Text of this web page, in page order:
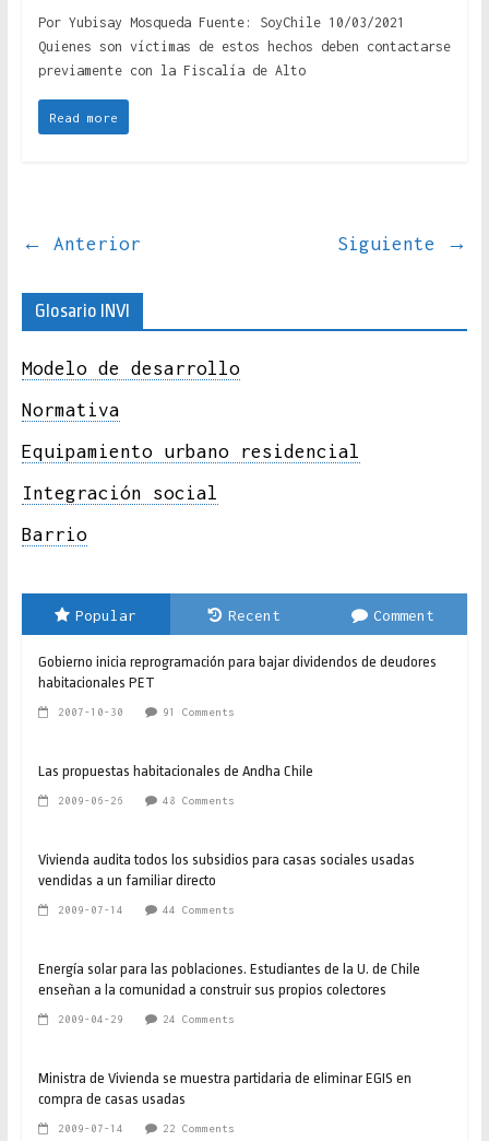
Por Yubisay Mosqueda Fuente: SoyChile 10/03/2021
Quienes son víctimas de estos hechos deben contactarse
previamente con la Fiscalía de Alto
Read more
← Anterior Siguiente →
Glosario INVI
Modelo de desarrollo
Normativa
Equipamiento urbano residencial
Integración social
Barrio
Popular Recent Comment
Gobierno inicia reprogramación para bajar dividendos de deudores
habitacionales PET
2007-10-30 91 Comments
Las propuestas habitacionales de Andha Chile
2009-06-26 48 Comments
Vivienda audita todos los subsidios para casas sociales usadas
vendidas a un familiar directo
2009-07-14 44 Comments
Energía solar para las poblaciones. Estudiantes de la U. de Chile
enseñan a la comunidad a construir sus propios colectores
2009-04-29 24 Comments
Ministra de Vivienda se muestra partidaria de eliminar EGIS en
compra de casas usadas
2009-07-14 22 Comments